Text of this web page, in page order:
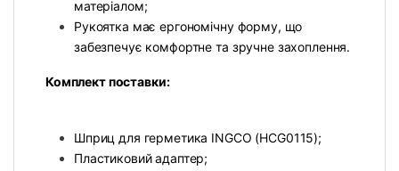
матеріалом;
Рукоятка має ергономічну форму, що
забезпечує комфортне та зручне захоплення.
Комплект поставки:
Шприц для герметика INGCO (HCG0115);
Пластиковий адаптер;